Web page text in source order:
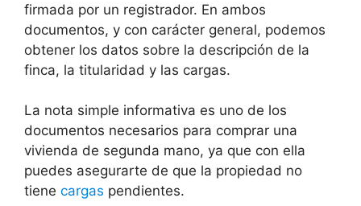
firmada por un registrador. En ambos
documentos, y con carácter general, podemos
obtener los datos sobre la descripción de la
finca, la titularidad y las cargas.
La nota simple informativa es uno de los
documentos necesarios para comprar una
vivienda de segunda mano, ya que con ella
puedes asegurarte de que la propiedad no
tiene cargas pendientes.